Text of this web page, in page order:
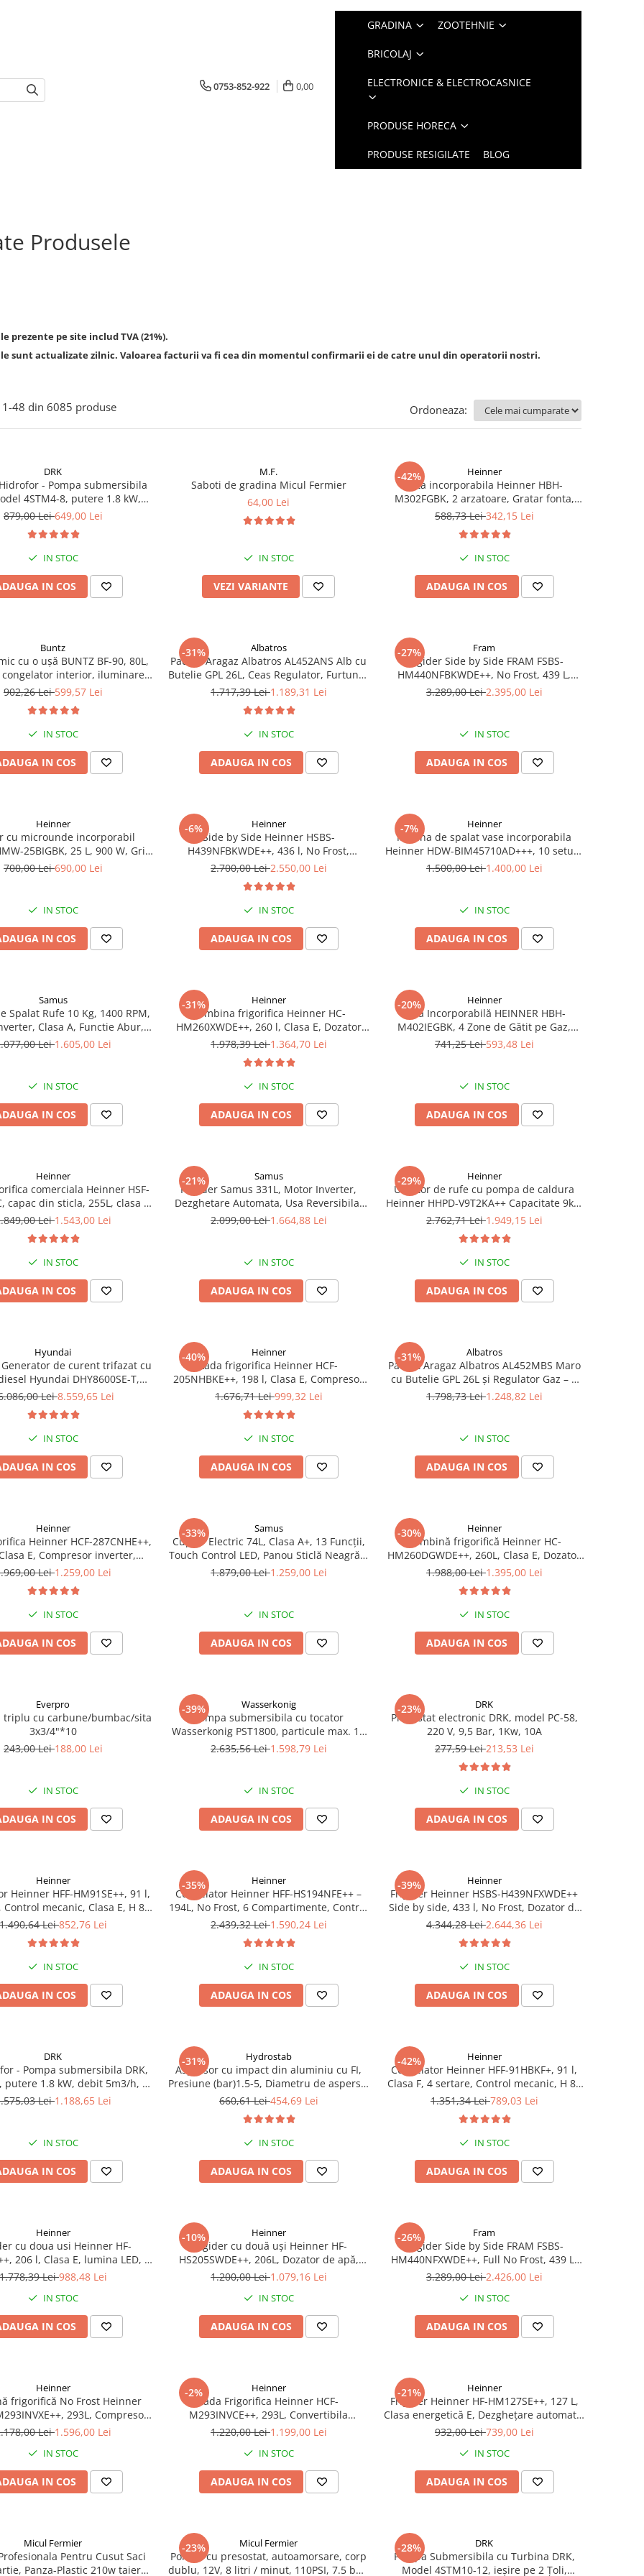
0753-852-922 0,00
GRADINA ZOOTEHNIE
BRICOLAJ
ELECTRONICE & ELECTROCASNICE
PRODUSE HORECA
PRODUSE RESIGILATE BLOG
Produsele
prezente pe site includ TVA (21%).
sunt actualizate zilnic. Valoarea facturii va fi cea din momentul confirmarii ei de catre unul din operatorii nostri.
1-48 din 6085 produse Ordoneaza:
DRK
Hidrofor - Pompa submersibila
4STM4-8, putere 1.8 kW,
h, 8 turbine + Presostat
10 Bar
879,00 Lei649,00 Lei
IN STOC
IN COS
M.F.
Saboti de gradina Micul Fermier
64,00 Lei
IN STOC
VEZI VARIANTE
-42% Heinner
Plita incorporabila Heinner HBH-
M302FGBK, 2 arzatoare, Gratar fonta,
Aprindere electrica, Dispozitiv de
588,73 Lei342,15 Lei
IN STOC
ADAUGA IN COS
Buntz
cu o ușă BUNTZ BF-90, 80L,
congelator interior, iluminare
LED, 83 cm, Alb
902,26 Lei599,57 Lei
IN STOC
IN COS
-31% Albatros
Pachet Aragaz Albatros AL452ANS Alb cu
Butelie GPL 26L, Ceas Regulator, Furtun și
2 Coliere – 4 Arzătoare pe Gaz, Cuptor pe
Dublu la Cuptor, Tava și Grătar Cupto
1.717,39 Lei1.189,31 Lei
IN STOC
ADAUGA IN COS
-27% Fram
Frigider Side by Side FRAM FSBS-
HM440NFBKWDE++, No Frost, 439 L,
Dozator apă, Display Touch, Inverter,
3.289,00 Lei2.395,00 Lei
IN STOC
ADAUGA IN COS
Heinner
cu microunde incorporabil
25BIGBK, 25 L, 900 W, Grill,
LCD, Sticla Neagra
700,00 Lei690,00 Lei
IN STOC
IN COS
-6% Heinner
Side by Side Heinner HSBS-
H439NFBKWDE++, 436 l, No Frost,
Display, Dozator de apa, Functie smart,
E, H 177, Negru
2.700,00 Lei2.550,00 Lei
IN STOC
ADAUGA IN COS
-7% Heinner
Masina de spalat vase incorporabila
Heinner HDW-BIM45710AD+++, 10 seturi,
Display LED, Auto-door opening,
1.500,00 Lei1.400,00 Lei
IN STOC
ADAUGA IN COS
Samus
Spalat Rufe 10 Kg, 1400 RPM,
Clasa A, Functie Abur,
LED, 16 Programe
Lei1.605,00 Lei
IN STOC
IN COS
-31% Heinner
Combina frigorifica Heinner HC-
HM260XWDE++, 260 l, Clasa E, Dozator
apa, Control electronic, Iluminare LED,
1.978,39 Lei1.364,70 Lei
IN STOC
ADAUGA IN COS
-20% Heinner
Plită Incorporabilă HEINNER HBH-
M402IEGBK, 4 Zone de Gătit pe Gaz,
Sticlă Neagră, Protecție împotriva
741,25 Lei593,48 Lei
IN STOC
ADAUGA IN COS
Heinner
comerciala Heinner HSF-
capac din sticla, 255L, clasa C,
convertibila
Lei1.543,00 Lei
IN STOC
IN COS
-21% Samus
Frigider Samus 331L, Motor Inverter,
Dezghetare Automata, Usa Reversibila,
Alb
2.099,00 Lei1.664,88 Lei
IN STOC
ADAUGA IN COS
-29% Heinner
Uscator de rufe cu pompa de caldura
Heinner HHPD-V9T2KA++ Capacitate 9kg,
Clasa A++, 15 programe, Display LED,
2.762,71 Lei1.949,15 Lei
IN STOC
ADAUGA IN COS
Hyundai
Generator de curent trifazat cu
Hyundai DHY8600SE-T,
12 CP, Putere maxima 7.9
trifazata ATS12-3P
Lei8.559,65 Lei
IN STOC
IN COS
-40% Heinner
Lada frigorifica Heinner HCF-
205NHBKE++, 198 l, Clasa E, Compresor
inverter, Display waterproof, Negru
1.676,71 Lei999,32 Lei
IN STOC
ADAUGA IN COS
-31% Albatros
Pachet Aragaz Albatros AL452MBS Maro
cu Butelie GPL 26L și Regulator Gaz – 4
Arzătoare pe Gaz, Cuptor pe Gaz,
1.798,73 Lei1.248,82 Lei
IN STOC
ADAUGA IN COS
Heinner
Heinner HCF-287CNHE++,
E, Compresor inverter,
LED, Functionalitate frigider,
Lei1.259,00 Lei
IN STOC
IN COS
-33% Samus
Cuptor Electric 74L, Clasa A+, 13 Funcții,
Touch Control LED, Panou Sticlă Neagră –
Grill, Convectie 3D, Autocurățare
1.879,00 Lei1.259,00 Lei
IN STOC
ADAUGA IN COS
-30% Heinner
Combină frigorifică Heinner HC-
HM260DGWDE++, 260L, Clasa E, Dozator
Apă, Control Electronic, LED, 180 cm, Gri
1.988,00 Lei1.395,00 Lei
IN STOC
ADAUGA IN COS
Everpro
triplu cu carbune/bumbac/sita
3x3/4"*10
243,00 Lei188,00 Lei
IN STOC
IN COS
-39% Wasserkonig
Pompa submersibila cu tocator
Wasserkonig PST1800, particule max. 10
mm, putere 1800 W, debit 17500 l/h,
2.635,56 Lei1.598,79 Lei
IN STOC
ADAUGA IN COS
-23% DRK
Presostat electronic DRK, model PC-58,
220 V, 9,5 Bar, 1Kw, 10A
277,59 Lei213,53 Lei
IN STOC
ADAUGA IN COS
Heinner
Heinner HFF-HM91SE++, 91 l,
Control mecanic, Clasa E, H 85
cm, Argintiu
1.490,64 Lei852,76 Lei
IN STOC
IN COS
-35% Heinner
Congelator Heinner HFF-HS194NFE++ –
194L, No Frost, 6 Compartimente, Control
Electronic
2.439,32 Lei1.590,24 Lei
IN STOC
ADAUGA IN COS
-39% Heinner
Frigider Heinner HSBS-H439NFXWDE++
Side by side, 433 l, No Frost, Dozator de
apa, Functie smart, Functie congelare si
4.344,28 Lei2.644,36 Lei
IN STOC
ADAUGA IN COS
DRK
- Pompa submersibila DRK,
putere 1.8 kW, debit 5m3/h, 8
+ Vas de expansiune 100 L,
Lei1.188,65 Lei
IN STOC
IN COS
-31% Hydrostab
Aspersor cu impact din aluminiu cu FI,
Presiune (bar)1.5-5, Diametru de aspersie
(m)32-58
660,61 Lei454,69 Lei
IN STOC
ADAUGA IN COS
-42% Heinner
Congelator Heinner HFF-91HBKF+, 91 l,
Clasa F, 4 sertare, Control mecanic, H 85
cm, Negru
1.351,34 Lei789,03 Lei
IN STOC
ADAUGA IN COS
Heinner
cu doua usi Heinner HF-
206 l, Clasa E, lumina LED, 3
de sticla, H 143 cm, Inox
1.778,39 Lei988,48 Lei
IN STOC
IN COS
-10% Heinner
Frigider cu două uși Heinner HF-
HS205SWDE++, 206L, Dozator de apă,
Clasa E, Argintiu
1.200,00 Lei1.079,16 Lei
IN STOC
ADAUGA IN COS
-26% Fram
Frigider Side by Side FRAM FSBS-
HM440NFXWDE++, Full No Frost, 439 L,
Inverter, Dozator apă, Display Touch,
3.289,00 Lei2.426,00 Lei
IN STOC
ADAUGA IN COS
Heinner
No Frost Heinner
293L, Compresor
E, Uși Reversibile, Aspect
Lei1.596,00 Lei
IN STOC
IN COS
-2% Heinner
Lada Frigorifica Heinner HCF-
M293INVCE++, 293L, Convertibila
Frigider/Congelator, Compresor Inverter,
Alb
1.220,00 Lei1.199,00 Lei
IN STOC
ADAUGA IN COS
-21% Heinner
Frigider Heinner HF-HM127SE++, 127 L,
Clasa energetică E, Dezghețare automată,
Control mecanic cu termostat ajustabil,
932,00 Lei739,00 Lei
IN STOC
ADAUGA IN COS
Micul Fermier
Pentru Cusut Saci
Panza-Plastic 210w taiere
-23% Micul Fermier
Pompa cu presostat, autoamorsare, corp
dublu, 12V, 8 litri / minut, 110PSI, 7.5 bari
-28% DRK
Pompa Submersibila cu Turbina DRK,
Model 4STM10-12, ieșire pe 2 Țoli,